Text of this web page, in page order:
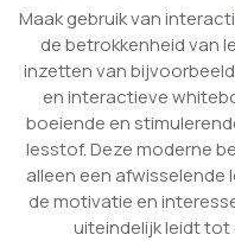
Maak gebruik van
de betrokkenheid van
inzetten van
en interactieve
boeiende en
lesstof. Deze moderne
alleen een afwisselende
de motivatie en
uiteindelijk leidt